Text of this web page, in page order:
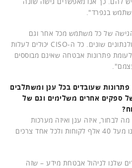
בנפרד".
של כל משתמש מכל אחר וגם
בשעות שונות של הפעילות ולנתונים שונים. כל ה-CISO יכולים לעלות
לעומת פתרונות אבטחה שאינם מבוססים
שעובדים בכל ענן ומשתלבים
ספקים אחרים משלימים וגם של
לבחור, איזה ענן ואיזה מערכות
הפעלה ווירטואליזציה. יש לנו מעל 40 אלף לקוחות ולכל אחד צרכים
שלנו לניהול אבטחת מידע – שזה